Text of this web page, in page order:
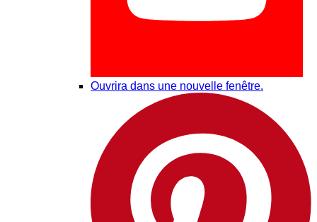
Ouvrira dans une nouvelle fenêtre.